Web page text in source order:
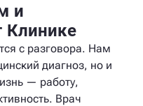
и
Клинике
с разговора. Нам
диагноз, но и
— работу,
Врач